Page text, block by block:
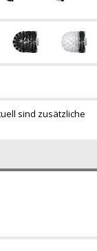
sind zusätzliche